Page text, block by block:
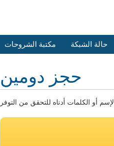
مكتبة الشروحات حالة الشبكة
حجز دومين